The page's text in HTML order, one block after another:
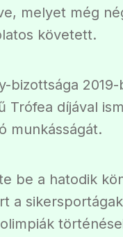
melyet még
követett.
bizottsága
Trófea díjával
munkásságát.
be a hatodik
a